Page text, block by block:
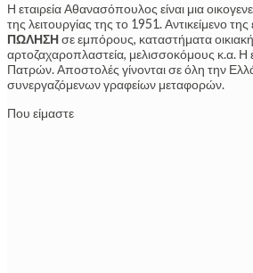
Η εταιρεία Αθανασόπουλος είναι μια
της λειτουργίας της το 1951. Αντικείμενο της
ΠΩΛΗΣΗσε εμπόρους, καταστήματα
αρτοζαχαροπλαστεία, μελισσοκόμους κ.α. Η
Πατρών. Αποστολές γίνονται σε όλη την
συνεργαζόμενων γραφείων μεταφορών.
Που είμαστε